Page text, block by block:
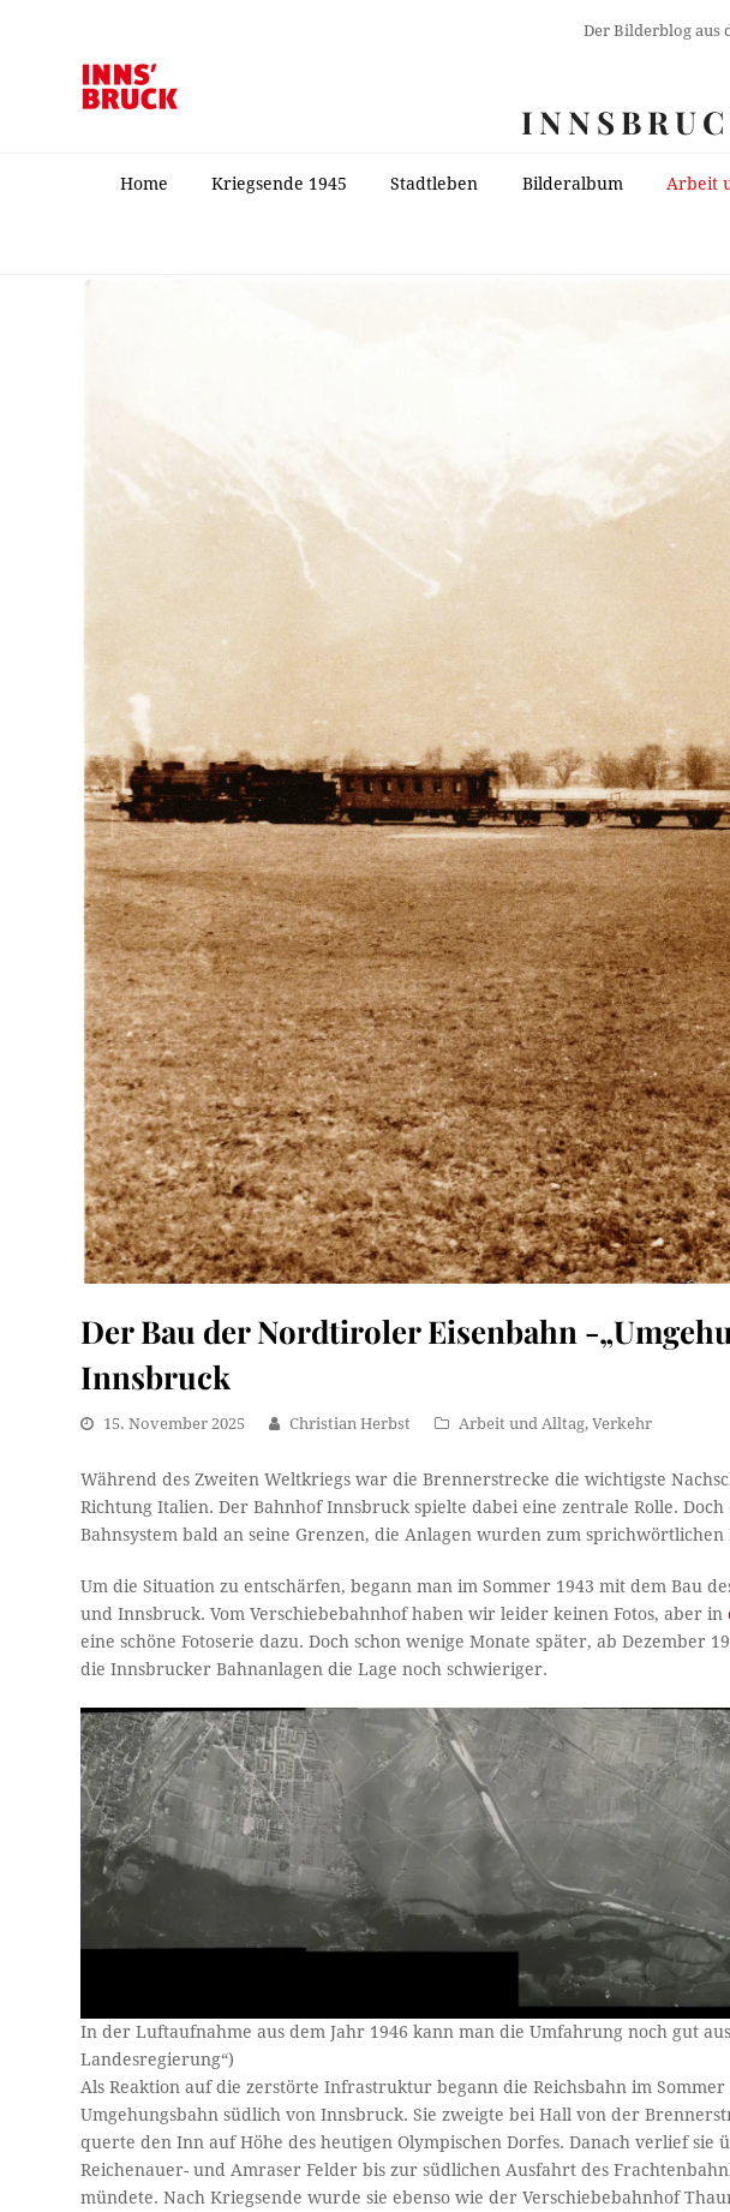
Der Bilderblog aus
Home Kriegsende 1945 Stadtleben Bilderalbum Arbeit
Der Bau der Nordtiroler Eisenbahn -
Innsbruck
15. November 2025 Christian Herbst Arbeit und Alltag,Verkehr
Während des Zweiten Weltkriegs war die Brennerstrecke die wichtigste
Richtung Italien. Der Bahnhof Innsbruck spielte dabei eine zentrale Rolle.
Bahnsystem bald an seine Grenzen, die Anlagen wurden zum sprichwörtlichen
Um die Situation zu entschärfen, begann man im Sommer 1943 mit dem Bau
und Innsbruck. Vom Verschiebebahnhof haben wir leider keinen Fotos, aber in
eine schöne Fotoserie dazu. Doch schon wenige Monate später, ab Dezember
die Innsbrucker Bahnanlagen die Lage noch schwieriger.
In der Luftaufnahme aus dem Jahr 1946 kann man die Umfahrung noch gut
Landesregierung“)
Als Reaktion auf die zerstörte Infrastruktur begann die Reichsbahn im
Umgehungsbahn südlich von Innsbruck. Sie zweigte bei Hall von der
querte den Inn auf Höhe des heutigen Olympischen Dorfes. Danach verlief sie
Reichenauer- und Amraser Felder bis zur südlichen Ausfahrt des
mündete. Nach Kriegsende wurde sie ebenso wie der Verschiebebahnhof